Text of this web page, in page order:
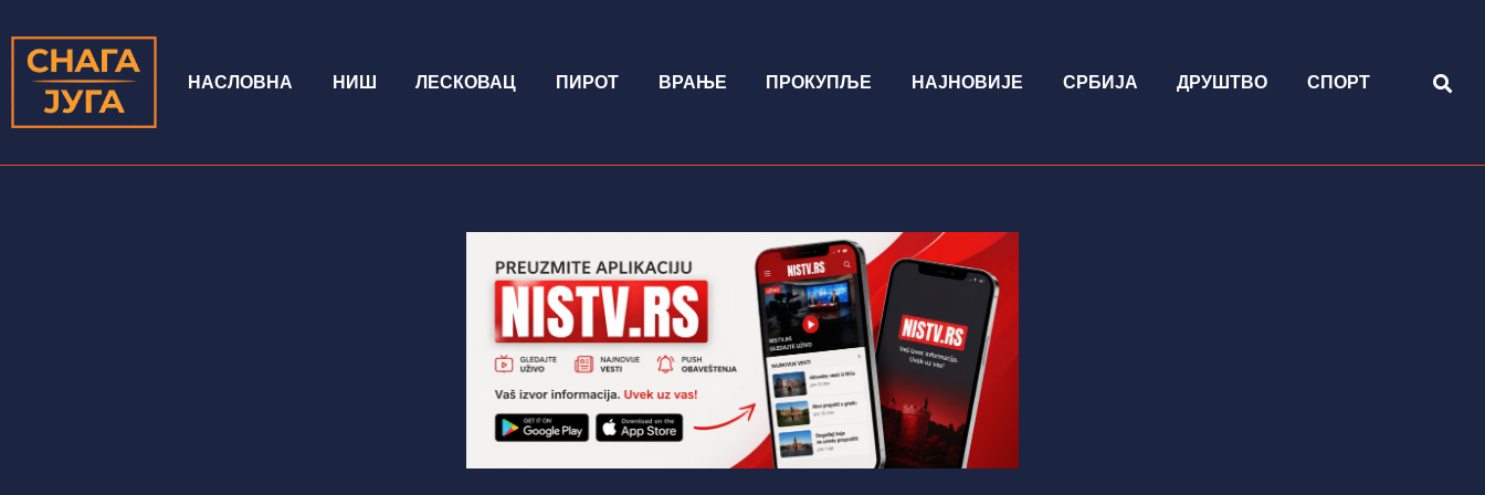
НАСЛОВНА НИШ ЛЕСКОВАЦ ПИРОТ ВРАЊЕ ПРОКУПЉЕ НАЈНОВИЈЕ СРБИЈА ДРУШТВО СПОРТ